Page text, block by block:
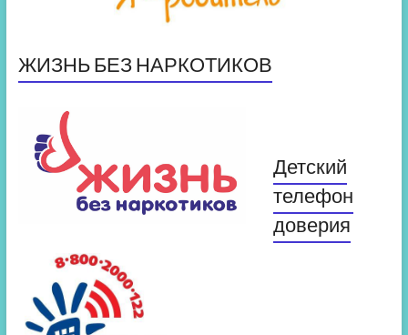
ЖИЗНЬ БЕЗ НАРКОТИКОВ
Детский
телефон
доверия